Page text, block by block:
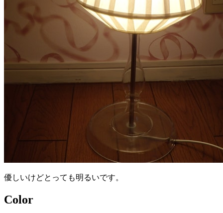
優しいけどとっても明るいです。
Color